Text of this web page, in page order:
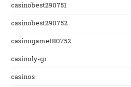
casinobest290751
casinobest290752
casinogame180752
casinoly-gr
casinos